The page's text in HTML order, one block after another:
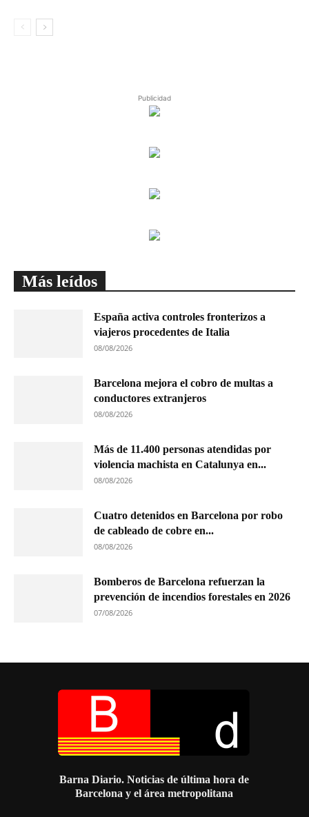
Publicidad
Más leídos
España activa controles fronterizos a
viajeros procedentes de Italia
08/08/2026
Barcelona mejora el cobro de multas a
conductores extranjeros
08/08/2026
Más de 11.400 personas atendidas por
violencia machista en Catalunya en...
08/08/2026
Cuatro detenidos en Barcelona por robo
de cableado de cobre en...
08/08/2026
Bomberos de Barcelona refuerzan la
prevención de incendios forestales en 2026
07/08/2026
Barna Diario. Noticias de última hora de
Barcelona y el área metropolitana